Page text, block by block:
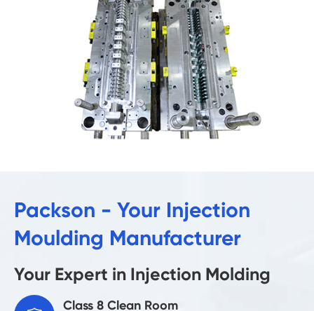
Packson - Your Injection
Moulding Manufacturer
Your Expert in Injection Molding
Class 8 Clean Room